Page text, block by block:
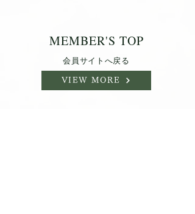
MEMBER'S TOP
会員サイトへ戻る
VIEW MORE